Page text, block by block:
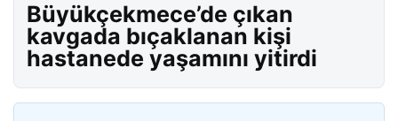
Büyükçekmece’de çıkan
kavgada bıçaklanan kişi
hastanede yaşamını yitirdi